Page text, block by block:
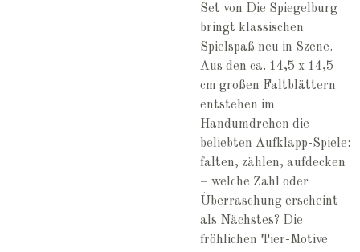
Set von Die Spiegelburg
bringt klassischen
Spielspaß neu in Szene.
Aus den ca. 14,5 x 14,5
cm großen Faltblättern
entstehen im
Handumdrehen die
beliebten Aufklapp-Spiele:
falten, zählen, aufdecken
– welche Zahl oder
Überraschung erscheint
als Nächstes? Die
fröhlichen Tier-Motive